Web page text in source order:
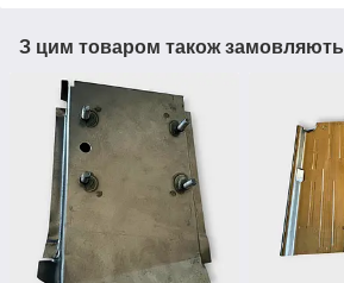
З цим товаром також замовляють